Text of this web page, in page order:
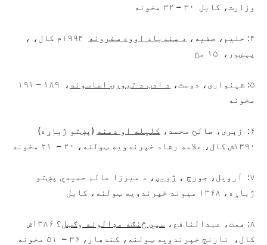
وزارت، کابل ۳۰ – ۳۲ مخونه
۴: حليم، صفيه، د سندباد اووه سفرونه
۱۹۹۴م کال، ،
پېښور، ۱۵ مخ
۵: شينواری، دوست، د ادب د تيورۍ اساسونه
، ۱۸۹ – ۱۹۱
مخونه
۶: زېری، صالح محمد، کليله او دمنه (پښتو ژباړه)
۱۳۹۰ش کال، علامه رشاد خپرندويه ټولنه، ۲۰ – ۲۱ مخونه
۷: آرويل، جورج ، ژوبڼ ، د ميرزا عالم حميدي پښتو
ژباړه، ۱۳۶۸ ميوند خپرندويه ټولنه، کابل
۸: همت، عبدالنافع، سپي څنګه مډالونه وګټل
؟ ۱۳۸۶ش
کال، نارنج خپرندويه ټولنه، کندهار، ۳۶ – ۵۱ مخونه